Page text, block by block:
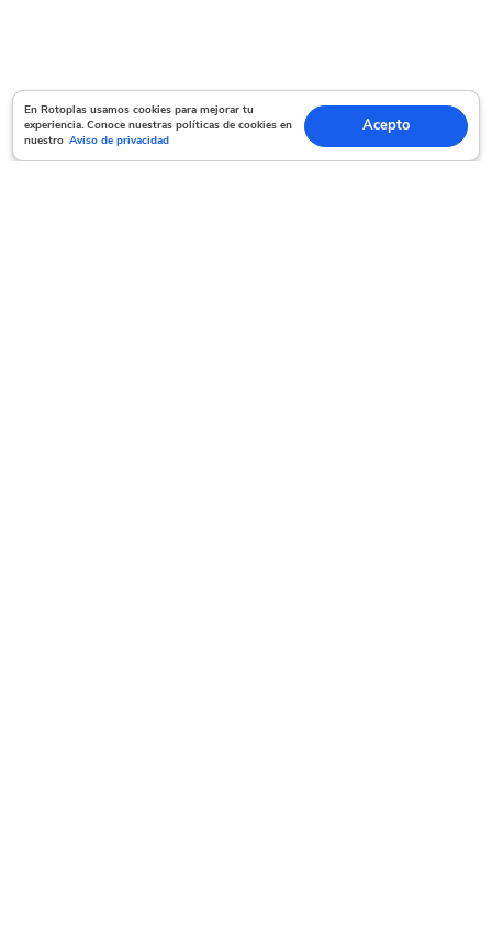
En Rotoplas usamos cookies para mejorar tu experiencia. Conoce nuestras políticas
de cookies en nuestro Aviso de privacidad Acepto
En Rotoplas usamos cookies para mejorar tu
experiencia. Conoce nuestras políticas de cookies en
nuestro Aviso de privacidad
Acepto